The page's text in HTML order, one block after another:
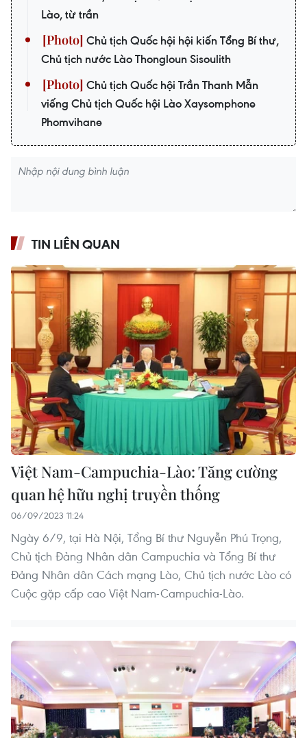
Lào, từ trần
Chủ tịch Quốc hội hội kiến Tổng Bí thư,
Chủ tịch nước Lào Thongloun Sisoulith
Chủ tịch Quốc hội Trần Thanh Mẫn
viếng Chủ tịch Quốc hội Lào Xaysomphone
Phomvihane
TIN LIÊN QUAN
Việt Nam-Campuchia-Lào: Tăng cường
quan hệ hữu nghị truyền thống
06/09/2023 11:24
Ngày 6/9, tại Hà Nội, Tổng Bí thư Nguyễn Phú Trọng,
Chủ tịch Đảng Nhân dân Campuchia và Tổng Bí thư
Đảng Nhân dân Cách mạng Lào, Chủ tịch nước Lào có
Cuộc gặp cấp cao Việt Nam-Campuchia-Lào.